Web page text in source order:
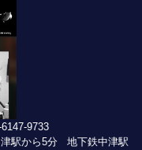
9733
から5分 地下鉄中津駅